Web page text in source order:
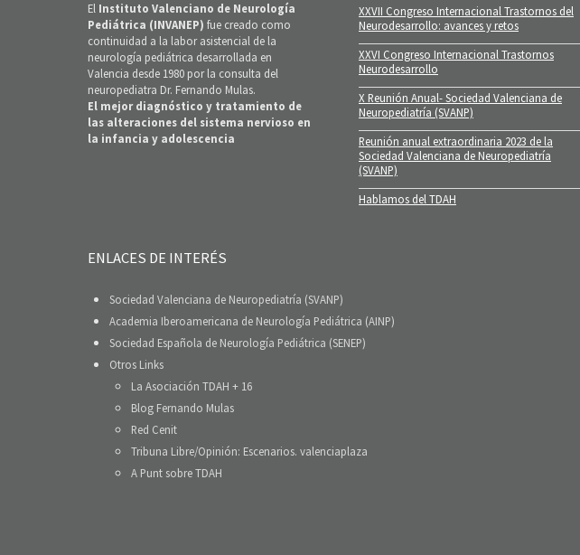
El Instituto Valenciano de Neurología
Pediátrica (INVANEP) fue creado como
continuidad a la labor asistencial de la
neurología pediátrica desarrollada en
Valencia desde 1980 por la consulta del
neuropediatra Dr. Fernando Mulas.
El mejor diagnóstico y tratamiento de
las alteraciones del sistema nervioso en
la infancia y adolescencia
XXVII Congreso Internacional Trastornos del
Neurodesarrollo: avances y retos
XXVI Congreso Internacional Trastornos
Neurodesarrollo
X Reunión Anual- Sociedad Valenciana de
Neuropediatría (SVANP)
Reunión anual extraordinaria 2023 de la
Sociedad Valenciana de Neuropediatría
(SVANP)
Hablamos del TDAH
ENLACES DE INTERÉS
Sociedad Valenciana de Neuropediatría (SVANP)
Academia Iberoamericana de Neurología Pediátrica (AINP)
Sociedad Española de Neurología Pediátrica (SENEP)
Otros Links
La Asociación TDAH + 16
Blog Fernando Mulas
Red Cenit
Tribuna Libre/Opinión: Escenarios. valenciaplaza
A Punt sobre TDAH